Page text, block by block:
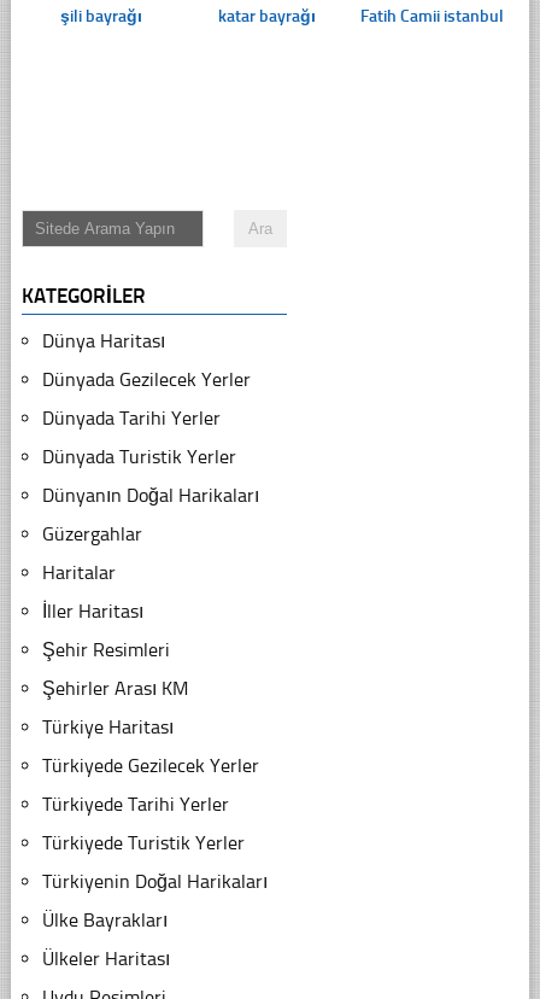
şili bayrağı katar bayrağı Fatih Camii istanbul
KATEGORILER
Dünya Haritası
Dünyada Gezilecek Yerler
Dünyada Tarihi Yerler
Dünyada Turistik Yerler
Dünyanın Doğal Harikaları
Güzergahlar
Haritalar
İller Haritası
Şehir Resimleri
Şehirler Arası KM
Türkiye Haritası
Türkiyede Gezilecek Yerler
Türkiyede Tarihi Yerler
Türkiyede Turistik Yerler
Türkiyenin Doğal Harikaları
Ülke Bayrakları
Ülkeler Haritası